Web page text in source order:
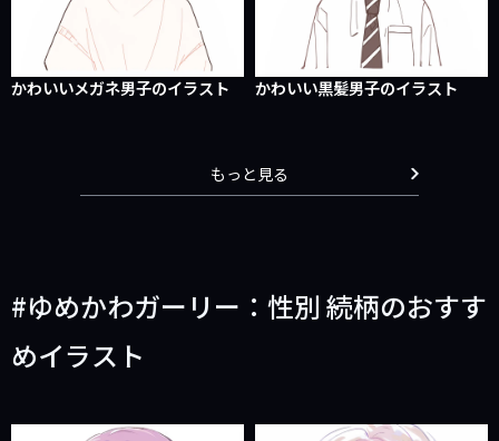
かわいいメガネ男子のイラスト かわいい黒髪男子のイラスト
もっと見る
ゆめかわガーリー：性別 続柄のおすす
めイラスト